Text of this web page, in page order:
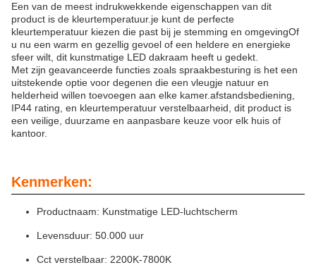
Een van de meest indrukwekkende eigenschappen van dit
product is de kleurtemperatuur.je kunt de perfecte
kleurtemperatuur kiezen die past bij je stemming en omgevingOf
u nu een warm en gezellig gevoel of een heldere en energieke
sfeer wilt, dit kunstmatige LED dakraam heeft u gedekt.
Met zijn geavanceerde functies zoals spraakbesturing is het een
uitstekende optie voor degenen die een vleugje natuur en
helderheid willen toevoegen aan elke kamer.afstandsbediening,
IP44 rating, en kleurtemperatuur verstelbaarheid, dit product is
een veilige, duurzame en aanpasbare keuze voor elk huis of
kantoor.
Kenmerken:
Productnaam: Kunstmatige LED-luchtscherm
Levensduur: 50.000 uur
Cct verstelbaar: 2200K-7800K